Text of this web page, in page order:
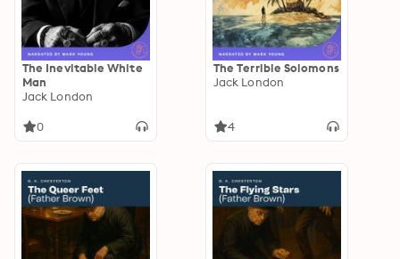
The Inevitable White
Man
Jack London
0
The Terrible Solomons
Jack London
4